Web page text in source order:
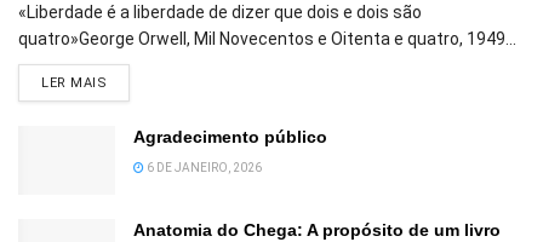
«Liberdade é a liberdade de dizer que dois e dois são
quatro»George Orwell, Mil Novecentos e Oitenta e quatro, 1949...
LER MAIS
Agradecimento público
6 DE JANEIRO, 2026
Anatomia do Chega: A propósito de um livro